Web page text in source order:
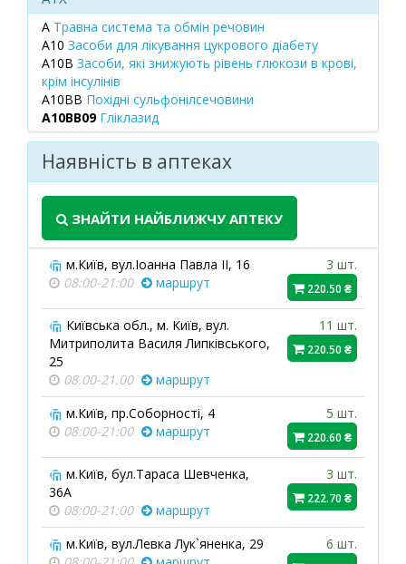
A Травна система та обмін речовин
A10 Засоби для лікування цукрового діабету
A10B Засоби, які знижують рівень глюкози в крові,
крім інсулінів
A10BB Похідні сульфонілсечовини
A10BB09 Гліклазид
Наявність в аптеках
ЗНАЙТИ НАЙБЛИЖЧУ АПТЕКУ
м.Київ, вул.Іоанна Павла ІІ, 16
08:00-21:00
маршрут
3 шт.
220.50 ₴
Київська обл., м. Київ, вул.
Митриполита Василя Липківського,
25
08.00-21.00
маршрут
11 шт.
220.50 ₴
м.Київ, пр.Соборності, 4
08:00-21:00
маршрут
5 шт.
220.60 ₴
м.Київ, бул.Тараса Шевченка,
36А
08:00-21:00
маршрут
3 шт.
222.70 ₴
м.Київ, вул.Левка Лук`яненка, 29
6 шт.